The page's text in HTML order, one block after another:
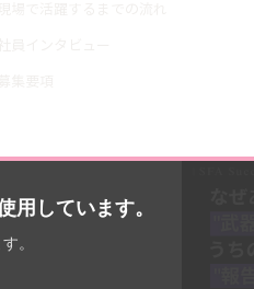
ニュース
問い合わせ
用しています。
。